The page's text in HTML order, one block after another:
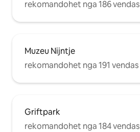
rekomandohet nga 186 vendas
Muzeu Nijntje
rekomandohet nga 191 vendas
Griftpark
rekomandohet nga 184 vendas